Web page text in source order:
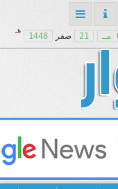
21 صفر 1448
هـ